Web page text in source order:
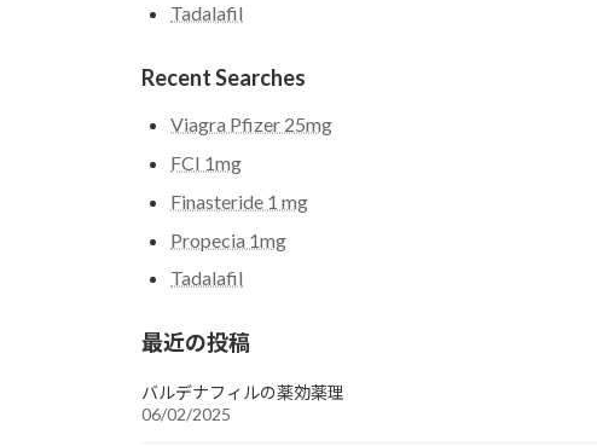
Tadalafil
Recent Searches
Viagra Pfizer 25mg
FCI 1mg
Finasteride 1 mg
Propecia 1mg
Tadalafil
最近の投稿
バルデナフィルの薬効薬理
06/02/2025